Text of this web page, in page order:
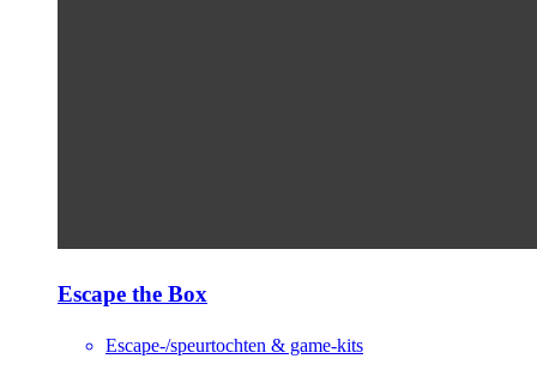
Escape the Box
Escape-/speurtochten & game-kits